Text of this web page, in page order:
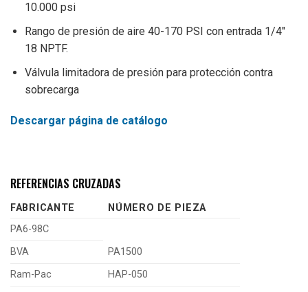
10.000 psi
Rango de presión de aire 40-170 PSI con entrada 1/4″
18 NPTF.
Válvula limitadora de presión para protección contra
sobrecarga
Descargar página de catálogo
REFERENCIAS CRUZADAS
FABRICANTE
NÚMERO DE PIEZA
PA6-98C
BVA
PA1500
Ram-Pac
HAP-050